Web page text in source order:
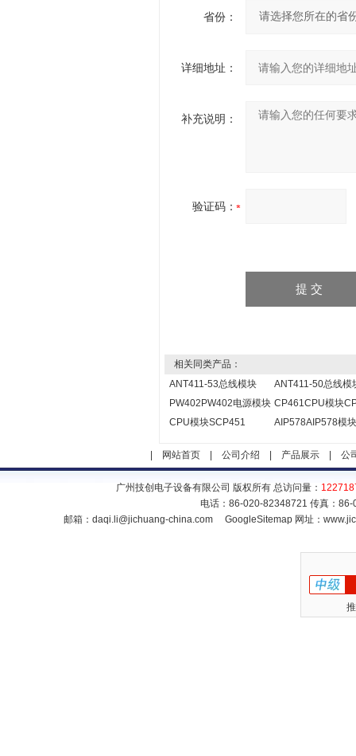
省份：
详细地址：
补充说明：
验证码：
相关同类产品：
ANT411-53总线模块
ANT411-50总线模
PW402PW402电源模块 CP461CPU模块
CPU模块SCP451
AIP578AIP578模块
网站首页| 公司介绍 产品展示| 公
广州技创电子设备有限公司 版权所有 总访问量：
电话：86-020-82348721 传真：
邮箱： daqi.li@jichuang-china.com GoogleSitemap 网址：